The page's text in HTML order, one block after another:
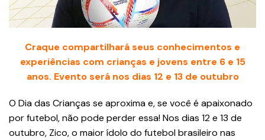
Craque compartilhará seus conhecimentos e
experiências com crianças e jovens entre 6 e 15
anos. Evento será nos dias 12 e 13 de outubro
O Dia das Crianças se aproxima e, se você é apaixonado
por futebol, não pode perder essa! Nos dias 12 e 13 de
outubro, Zico, o maior ídolo do futebol brasileiro nas